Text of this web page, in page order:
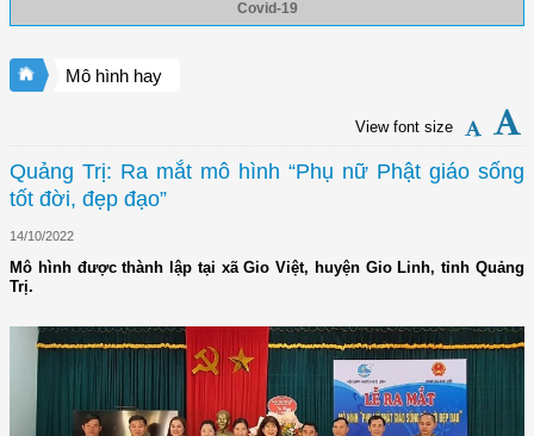
Covid-19
Mô hình hay
View font size
Quảng Trị: Ra mắt mô hình “Phụ nữ Phật giáo sống
tốt đời, đẹp đạo”
14/10/2022
Mô hình được thành lập tại xã Gio Việt, huyện Gio Linh, tỉnh Quảng
Trị.